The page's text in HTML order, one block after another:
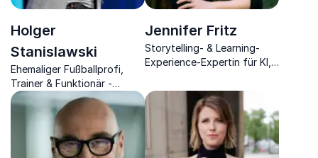
Holger
Stanislawski
Ehemaliger Fußballprofi,
Trainer & Funktionär -
heutiger Unternehmer teilt
Einblicke aus Sport und
Business für nachhaltigen
Jennifer Fritz
Storytelling- & Learning-
Experience-Expertin für KI,
Zukunftskompetenz